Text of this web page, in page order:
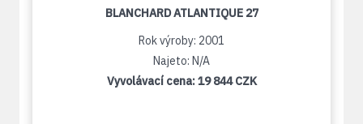
BLANCHARD ATLANTIQUE 27
Rok výroby: 2001
Najeto: N/A
Vyvolávací cena:19 844 CZK